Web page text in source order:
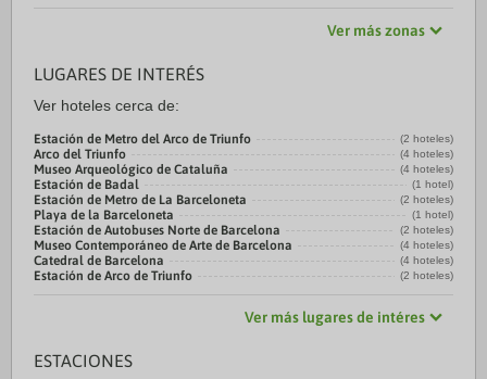
Ver más zonas
LUGARES DE INTERÉS
Ver hoteles cerca de:
Estación de Metro del Arco de Triunfo (2 hoteles)
Arco del Triunfo (4 hoteles)
Museo Arqueológico de Cataluña (4 hoteles)
Estación de Badal (1 hotel)
Estación de Metro de La Barceloneta (2 hoteles)
Playa de la Barceloneta (1 hotel)
Estación de Autobuses Norte de Barcelona (2 hoteles)
Museo Contemporáneo de Arte de Barcelona (4 hoteles)
Catedral de Barcelona (4 hoteles)
Estación de Arco de Triunfo (2 hoteles)
Ver más lugares de intéres
ESTACIONES